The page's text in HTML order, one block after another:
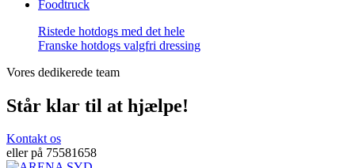
Foodtruck
Ristede hotdogs med det hele
Franske hotdogs valgfri dressing
Vores dedikerede team
Står klar til at hjælpe!
Kontakt os
eller på 75581658